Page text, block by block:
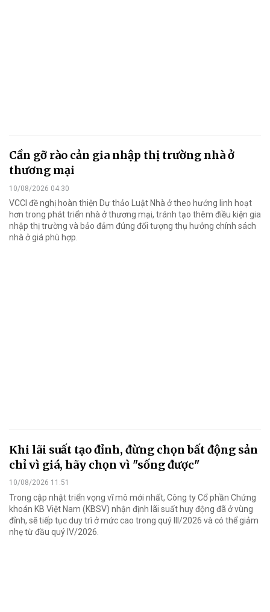
Cần gỡ rào cản gia nhập thị trường nhà ở
thương mại
10/08/2026 04:30
VCCI đề nghị hoàn thiện Dự thảo Luật Nhà ở theo hướng linh hoạt
hơn trong phát triển nhà ở thương mại, tránh tạo thêm điều kiện gia
nhập thị trường và bảo đảm đúng đối tượng thụ hưởng chính sách
nhà ở giá phù hợp.
Khi lãi suất tạo đỉnh, đừng chọn bất động sản
chỉ vì giá, hãy chọn vì "sống được"
10/08/2026 11:51
Trong cập nhật triển vọng vĩ mô mới nhất, Công ty Cổ phần Chứng
khoán KB Việt Nam (KBSV) nhận định lãi suất huy động đã ở vùng
đỉnh, sẽ tiếp tục duy trì ở mức cao trong quý III/2026 và có thể giảm
nhẹ từ đầu quý IV/2026.